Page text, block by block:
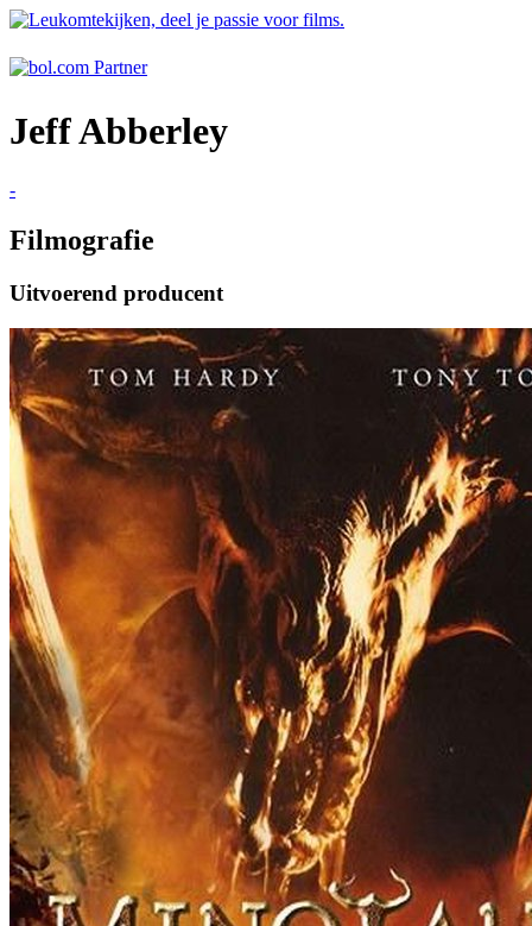
Jeff Abberley
-
Filmografie
Uitvoerend producent